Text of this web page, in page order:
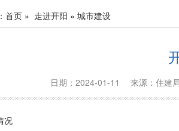
首页 » 走进开阳 » 城市建设
日期：2024-01-11 来源：住
况